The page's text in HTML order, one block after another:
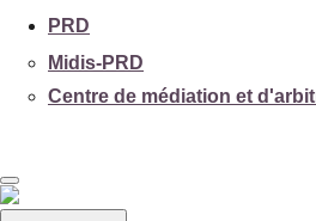
PRD
Midis-PRD
Centre de médiation et